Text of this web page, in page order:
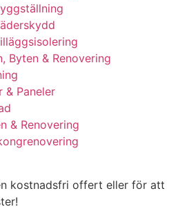
Byten & Renovering
& Paneler
& Renovering
kostnadsfri offert eller för att